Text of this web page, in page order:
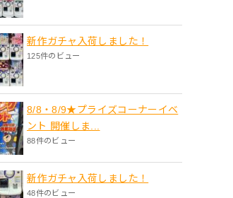
新作ガチャ入荷しました！
125件のビュー
8/8・8/9★プライズコーナーイベ
ント 開催しま...
88件のビュー
新作ガチャ入荷しました！
48件のビュー